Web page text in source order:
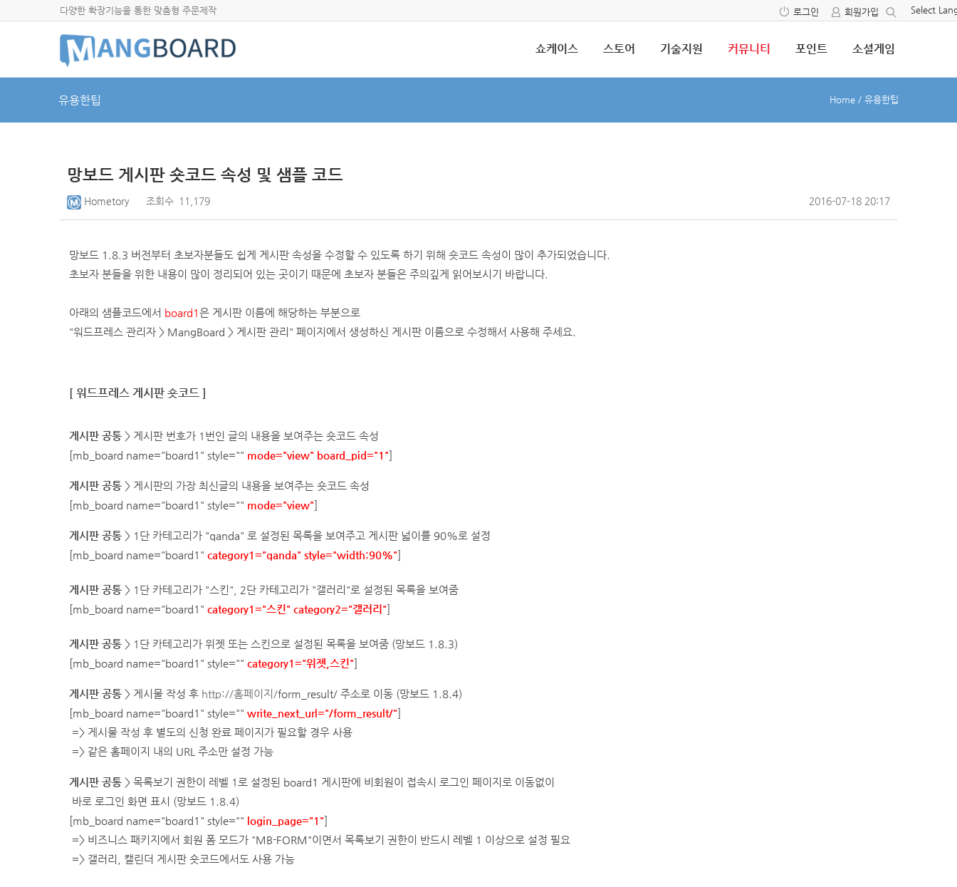
다양한 확장기능을 통한 맞춤형 주문제작 Select
로그인 회원가입
쇼케이스 스토어 기술지원 커뮤니티 포인트 소셜게임
유용한팁 Home / 유용한팁
망보드 게시판 숏코드 속성 및 샘플 코드
Hometory 조회수 11,179 2016-07-18 20:17
망보드 1.8.3 버전부터 초보자분들도 쉽게 게시판 속성을 수정할 수 있도록 하기 위해 숏코드 속성이 많이 추가되었습니다.
초보자 분들을 위한 내용이 많이 정리되어 있는 곳이기 때문에 초보자 분들은 주의깊게 읽어보시기 바랍니다.
아래의 샘플코드에서 board1은 게시판 이름에 해당하는 부분으로
"워드프레스 관리자 > MangBoard > 게시판 관리" 페이지에서 생성하신 게시판 이름으로 수정해서 사용해 주세요.
[ 워드프레스 게시판 숏코드 ]
게시판 공통 > 게시판 번호가 1번인 글의 내용을 보여주는 숏코드 속성
[mb_board name="board1 " style="" mode="view" board_pid="1"]
게시판 공통 > 게시판의 가장 최신글의 내용을 보여주는 숏코드 속성
[mb_board name="board1 " style="" mode="view"]
게시판 공통 > 1단 카테고리가 "qanda" 로 설정된 목록을 보여주고 게시판 넓이를 90%로 설정
[mb_board name="board1 " category1="qanda" style="width:90%"]
게시판 공통 > 1단 카테고리가 "스킨", 2단 카테고리가 "갤러리"로 설정된 목록을 보여줌
[mb_board name="board1 " category1="스킨" category2="갤러리"]
게시판 공통 > 1단 카테고리가 위젯 또는 스킨으로 설정된 목록을 보여줌 (망보드 1.8.3)
[mb_board name="board1 " style="" category1="위젯,스킨"]
게시판 공통 > 게시물 작성 후 http://홈페이지/form_result/ 주소로 이동 (망보드 1.8.4)
[mb_board name="board1 " style="" write_next_url="/form_result/"]
=> 게시물 작성 후 별도의 신청 완료 페이지가 필요할 경우 사용
=> 같은 홈페이지 내의 URL 주소만 설정 가능
게시판 공통 > 목록보기 권한이 레벨 1로 설정된 board1 게시판에 비회원이 접속시 로그인 페이지로 이동없이
바로 로그인 화면 표시 (망보드 1.8.4)
[mb_board name="board1 " style="" login_page="1"]
=> 비즈니스 패키지에서 회원 폼 모드가 "MB-FORM"이면서 목록보기 권한이 반드시 레벨 1 이상으로 설정 필요
=> 갤러리, 캘린더 게시판 숏코드에서도 사용 가능